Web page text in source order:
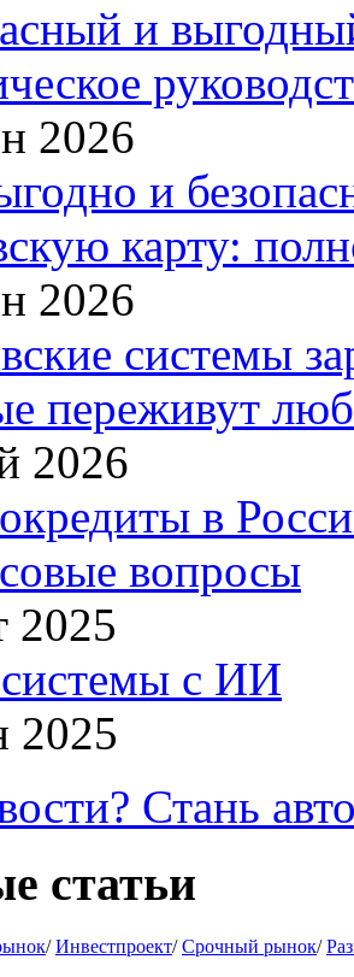
и
2026
и
карту:
2026
системы
переживут
2026
в
вопросы
2025
с ИИ
2025
статьи
/Инвестпроект/Срочный рынок/